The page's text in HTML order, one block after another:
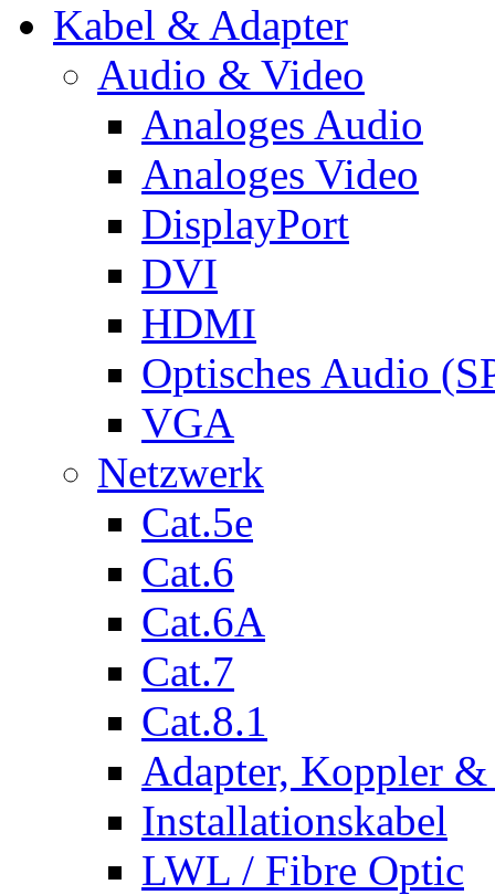
Kabel & Adapter
Audio & Video
Analoges Audio
Analoges Video
DisplayPort
DVI
HDMI
Optisches Audio
VGA
Netzwerk
Cat.5e
Cat.6
Cat.6A
Cat.7
Cat.8.1
Adapter, Koppler &
Installationskabel
LWL / Fibre Optic